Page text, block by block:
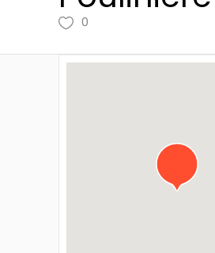
0
06 47 92 79 30